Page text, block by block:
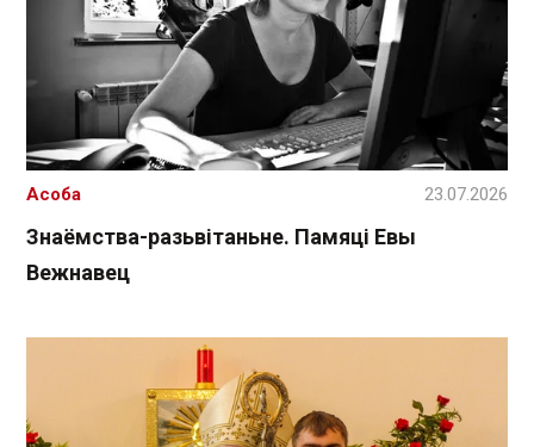
Знаёмства-разьвітаньне. Памяці Евы
Вежнавец
Асоба 23.07.2026